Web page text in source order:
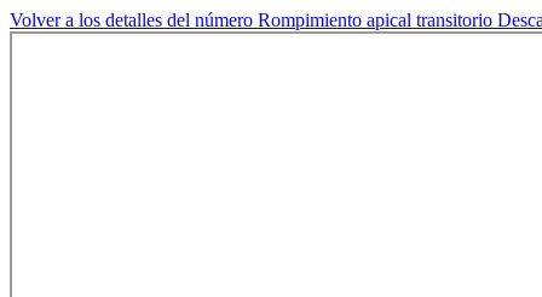
Volver a los detalles del número Rompimiento apical transitorio